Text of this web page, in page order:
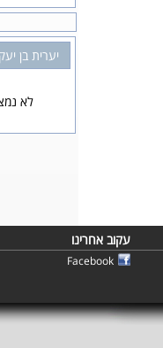
יערית בן
לא
עקוב אחרינו
Facebook